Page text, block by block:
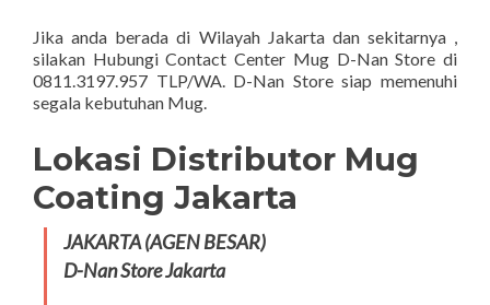
Jika anda berada di Wilayah Jakarta dan sekitarnya ,
silakan Hubungi Contact Center Mug D-Nan Store di
0811.3197.957 TLP/WA. D-Nan Store siap memenuhi
segala kebutuhan Mug.
Lokasi Distributor Mug
Coating Jakarta
JAKARTA (AGEN BESAR)
D-Nan Store Jakarta